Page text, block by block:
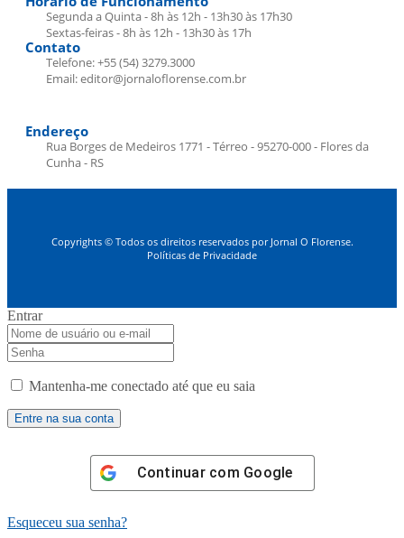
Segunda a Quinta - 8h às 12h - 13h30 às 17h30
Sextas-feiras - 8h às 12h - 13h30 às 17h
Contato
Telefone: +55 (54) 3279.3000
Email: editor@jornaloflorense.com.br
Endereço
Rua Borges de Medeiros 1771 - Térreo - 95270-000 - Flores da
Cunha - RS
Copyrights © Todos os direitos reservados por Jornal O Florense.
Políticas de Privacidade
Entrar
Mantenha-me conectado até que eu saia
Continuar com Google
Esqueceu sua senha?